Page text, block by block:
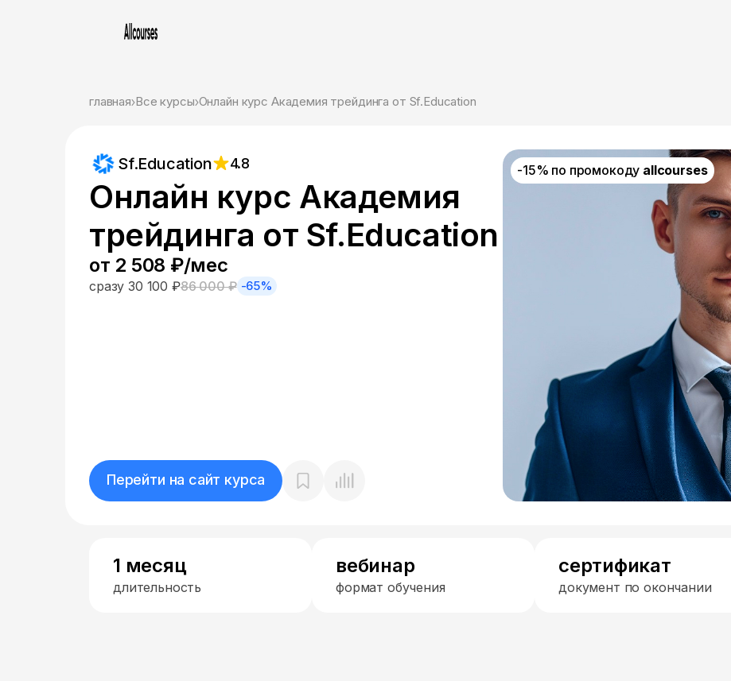
главная Все курсы Онлайн курс Академия трейдинга от Sf.Education
Sf.Education 4.8
Онлайн курс Академия
трейдинга от Sf.Education
от 2 508 ₽/мес
сразу 30 100 ₽86 000 ₽ -65%
Перейти на сайт курса
-15% по промокоду allcourses
1 месяц
длительность
вебинар
формат обучения
сертификат
документ по окончании